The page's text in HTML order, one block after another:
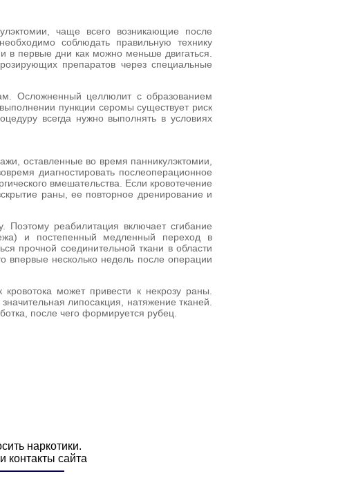
чаще всего возникающие после
соблюдать правильную технику
в первые дни как можно меньше двигаться.
препаратов через специальные
Осложненный целлюлит с образованием
пункции серомы существует риск
всегда нужно выполнять в условиях
оставленные во время панникулэктомии,
диагностировать послеоперационное
вмешательства. Если кровотечение
раны, ее повторное дренирование и
реабилитация включает сгибание
и постепенный медленный переход в
прочной соединительной ткани в области
впервые несколько недель после операции
может привести к некрозу раны.
липосакция, натяжение тканей.
после чего формируется рубец.
наркотики.
контакты сайта